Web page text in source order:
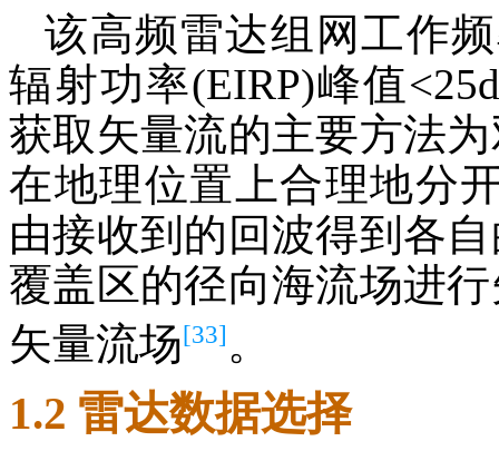
该高频雷达组网工作
辐射功率(EIRP)峰值
获取矢量流的主要方法
在地理位置上合理地分
由接收到的回波得到各
覆盖区的径向海流场进
矢量流场[33] 。
1.2 雷达数据选择